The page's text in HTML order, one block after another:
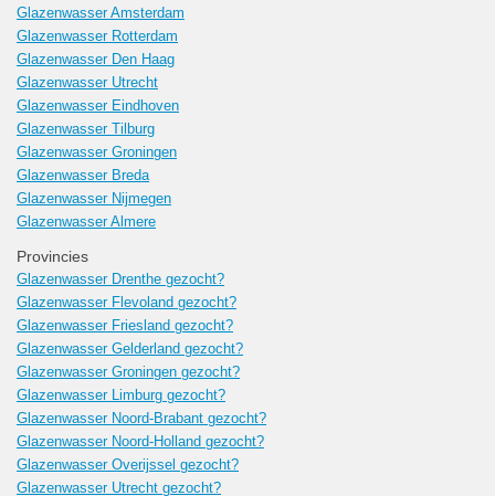
Glazenwasser Amsterdam
Glazenwasser Rotterdam
Glazenwasser Den Haag
Glazenwasser Utrecht
Glazenwasser Eindhoven
Glazenwasser Tilburg
Glazenwasser Groningen
Glazenwasser Breda
Glazenwasser Nijmegen
Glazenwasser Almere
Provincies
Glazenwasser Drenthe gezocht?
Glazenwasser Flevoland gezocht?
Glazenwasser Friesland gezocht?
Glazenwasser Gelderland gezocht?
Glazenwasser Groningen gezocht?
Glazenwasser Limburg gezocht?
Glazenwasser Noord-Brabant gezocht?
Glazenwasser Noord-Holland gezocht?
Glazenwasser Overijssel gezocht?
Glazenwasser Utrecht gezocht?